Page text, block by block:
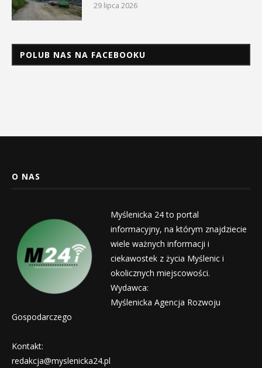
29 lipca 2026
POLUB NAS NA FACEBOOKU
O NAS
Myślenicka 24 to portal
informacyjny, na którym znajdziecie
wiele ważnych informacji i
ciekawostek z życia Myślenic i
okolicznych miejscowości.
Wydawca:
Myślenicka Agencja Rozwoju
Gospodarczego
Kontakt:
redakcja@myslenicka24.pl